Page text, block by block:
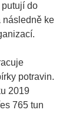
putují do
následně ke
potravin.
2019
765 tun